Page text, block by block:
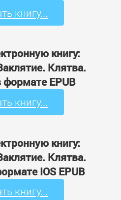
книгу...
книгу:
Клятва.
EPUB
книгу...
книгу:
Клятва.
IOS EPUB
книгу...